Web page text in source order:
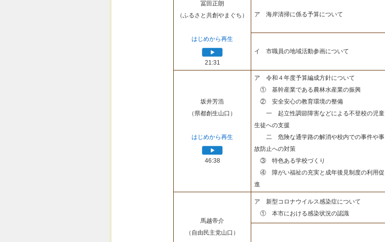
冨田正朗
（ふるさと共創やまぐち）
はじめから再生
21:31
ア 海岸清掃に係る予算について
イ 市職員の地域活動参画について
坂井芳浩
（県都創生山口）
はじめから再生
46:38
ア 令和４年度予算編成方針について
① 基幹産業である農林水産業の振興
② 安全安心の教育環境の整備
一 起立性調節障害などによる不登校の児童
生徒への支援
二 危険な通学路の解消や校内での事件や事
故防止への対策
③ 特色ある学校づくり
④ 障がい福祉の充実と成年後見制度の利用促
進
馬越帝介
（自由民主党山口）
ア 新型コロナウイルス感染症について
① 本市における感染状況の認識